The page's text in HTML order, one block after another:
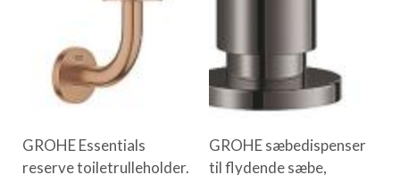
GROHE Essentials
reserve toiletrulleholder.
GROHE sæbedispenser
til flydende sæbe,